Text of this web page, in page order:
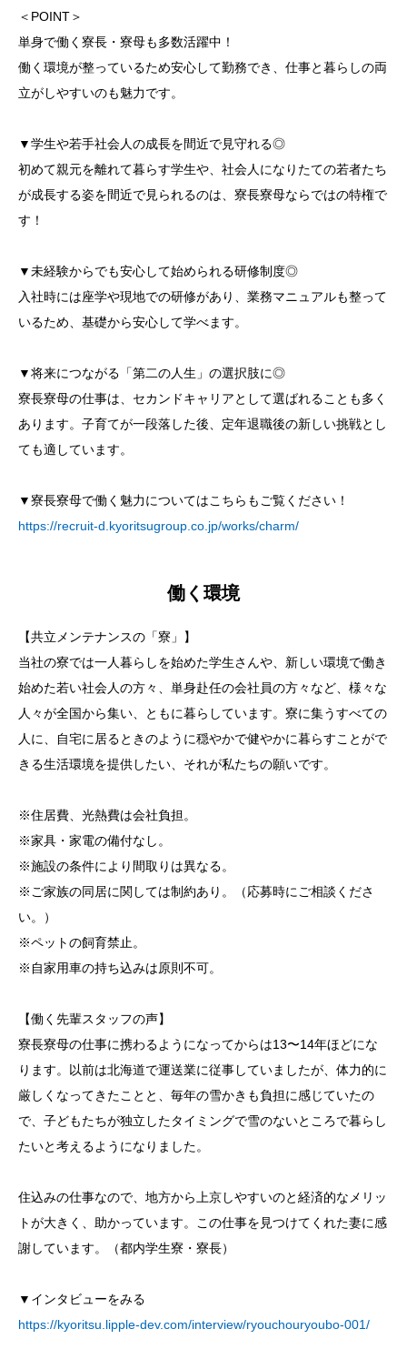
＜POINT＞
単身で働く寮長・寮母も多数活躍中！
働く環境が整っているため安心して勤務でき、仕事と暮らしの両
立がしやすいのも魅力です。
▼学生や若手社会人の成長を間近で見守れる◎
初めて親元を離れて暮らす学生や、社会人になりたての若者たち
が成長する姿を間近で見られるのは、寮長寮母ならではの特権で
す！
▼未経験からでも安心して始められる研修制度◎
入社時には座学や現地での研修があり、業務マニュアルも整って
いるため、基礎から安心して学べます。
▼将来につながる「第二の人生」の選択肢に◎
寮長寮母の仕事は、セカンドキャリアとして選ばれることも多く
あります。子育てが一段落した後、定年退職後の新しい挑戦とし
ても適しています。
▼寮長寮母で働く魅力についてはこちらもご覧ください！
https://recruit-d.kyoritsugroup.co.jp/works/charm/
働く環境
【共立メンテナンスの「寮」】
当社の寮では一人暮らしを始めた学生さんや、新しい環境で働き
始めた若い社会人の方々、単身赴任の会社員の方々など、様々な
人々が全国から集い、ともに暮らしています。寮に集うすべての
人に、自宅に居るときのように穏やかで健やかに暮らすことがで
きる生活環境を提供したい、それが私たちの願いです。
※住居費、光熱費は会社負担。
※家具・家電の備付なし。
※施設の条件により間取りは異なる。
※ご家族の同居に関しては制約あり。（応募時にご相談くださ
い。）
※ペットの飼育禁止。
※自家用車の持ち込みは原則不可。
【働く先輩スタッフの声】
寮長寮母の仕事に携わるようになってからは13〜14年ほどにな
ります。以前は北海道で運送業に従事していましたが、体力的に
厳しくなってきたことと、毎年の雪かきも負担に感じていたの
で、子どもたちが独立したタイミングで雪のないところで暮らし
たいと考えるようになりました。
住込みの仕事なので、地方から上京しやすいのと経済的なメリッ
トが大きく、助かっています。この仕事を見つけてくれた妻に感
謝しています。（都内学生寮・寮長）
▼インタビューをみる
https://kyoritsu.lipple-dev.com/interview/ryouchouryoubo-001/